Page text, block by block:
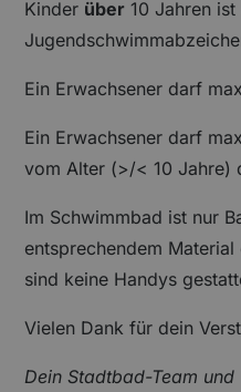
Kinder über 10 Jahren
Ein Erwachsener darf
Ein Erwachsener darf
vom Alter (>/< 10 Jahre)
Im Schwimmbad ist nur
entsprechendem
sind keine Handys
Vielen Dank für dein
Dein Stadtbad-Team